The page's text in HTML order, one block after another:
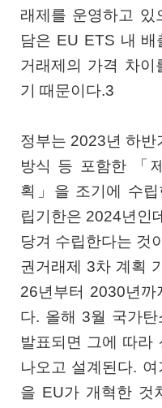
래제를 운영하고 있
담은 EU ETS 내 배
거래제의 가격 차이
기 때문이다.3
정부는 2023년 하반
방식 등 포함한 「
획」을 조기에 수
립기한은 2024년인
당겨 수립한다는 것
권거래제 3차 계획
26년부터 2030년
다. 올해 3월 국가탄
발표되면 그에 따라
나오고 설계된다.
을 EU가 개혁한 것